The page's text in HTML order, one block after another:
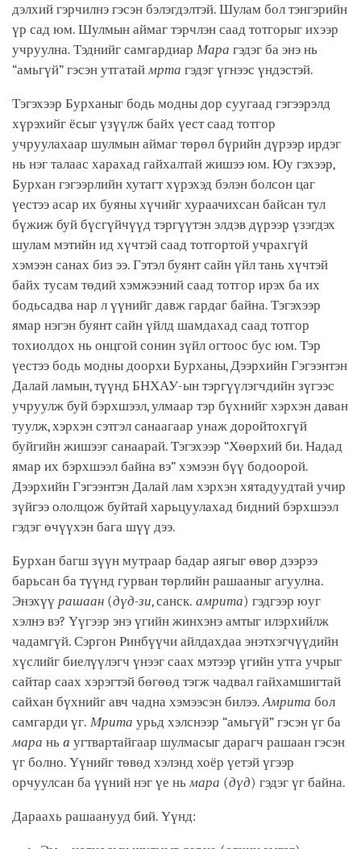
дэлхий гэрчилнэ гэсэн бэлэгдэлтэй. Шулам бол тэнгэрийн
үр сад юм. Шулмын аймаг тэрчлэн саад тотгорыг ихээр
учруулна. Тэднийг самгардиар Мара гэдэг ба энэ нь
“амьгүй” гэсэн утгатай мрта гэдэг үгнээс үндэстэй.
Тэгэхээр Бурханыг бодь модны дор суугаад гэгээрэлд
хүрэхийг ёсыг үзүүлж байх үест саад тотгор
учруулахаар шулмын аймаг төрөл бүрийн дүрээр ирдэг
нь нэг талаас харахад гайхалтай жишээ юм. Юу гэхээр,
Бурхан гэгээрлийн хутагт хүрэхэд бэлэн болсон цаг
үестээ асар их буяны хүчийг хураачихсан байсан тул
бүжиж буй бүсгүйчүүд тэргүүтэн элдэв дүрээр үзэгдэх
шулам мэтийн ид хүчтэй саад тотгортой учрахгүй
хэмээн санах биз ээ. Гэтэл буянт сайн үйл тань хүчтэй
байх тусам төдий хэмжээний саад тотгор ирэх ба их
бодьсадва нар л үүнийг давж гардаг байна. Тэгэхээр
ямар нэгэн буянт сайн үйлд шамдахад саад тотгор
тохиолдох нь онцгой сонин зүйл огтоос бус юм. Тэр
үестээ бодь модны доорхи Бурханы, Дээрхийн Гэгээнтэн
Далай ламын, түүнд БНХАУ-ын тэргүүлэгчдийн зүгээс
учруулж буй бэрхшээл, улмаар тэр бүхнийг хэрхэн даван
туулж, хэрхэн сэтгэл санаагаар унаж доройтохгүй
буйгийн жишээг санаарай. Тэгэхээр “Хөөрхий би. Надад
ямар их бэрхшээл байна вэ” хэмээн бүү бодоорой.
Дээрхийн Гэгээнтэн Далай лам хэрхэн хятадуудтай учир
зүйгээ ололцож буйтай харьцуулахад бидний бэрхшээл
гэдэг өчүүхэн бага шүү дээ.
Бурхан багш зүүн мутраар бадар аягыг өвөр дээрээ
барьсан ба түүнд гурван төрлийн рашааныг агуулна.
Энэхүү рашаан (дүд-зи, санск. амрита) гэдгээр юуг
хэлнэ вэ? Үүгээр энэ үгийн жинхэнэ амтыг илэрхийлж
чадамгүй. Сэргон Ринбүүчи айлдахдаа энэтхэгчүүдийн
хүслийг биелүүлэгч үнээг саах мэтээр үгийн утга учрыг
сайтар саах хэрэгтэй бөгөөд тэгж чадвал гайхамшигтай
сайхан бүхнийг авч чадна хэмээсэн билээ. Амрита бол
самгарди үг. Мрита урьд хэлснээр “амьгүй” гэсэн үг ба
мара нь a угтвартайгаар шулмасыг дарагч рашаан гэсэн
үг болно. Үүнийг төвөд хэлэнд хоёр үетэй үгээр
орчуулсан ба үүний нэг үе нь мара (дүд) гэдэг үг байна.
Дараахь рашаанууд бий. Үүнд: